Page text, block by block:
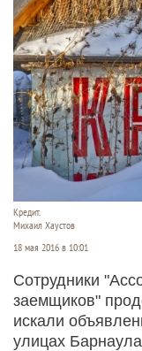
Кредит.
Михаил Хаустов
18 мая 2016 в 10:01
Сотрудники
заемщиков"
искали
улицах